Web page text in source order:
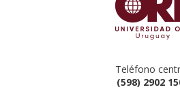
Teléfono
(598) 2902